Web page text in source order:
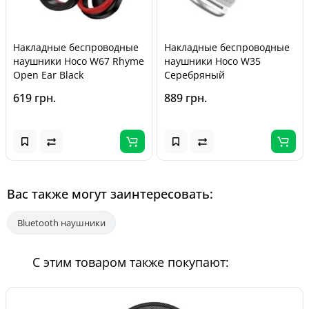
Накладные беспроводные
наушники Hoco W67 Rhyme
Open Ear Black
619 грн.
Накладные беспроводные
наушники Hoco W35
Серебряный
889 грн.
Вас также могут заинтересовать:
Bluetooth наушники
С этим товаром также покупают: